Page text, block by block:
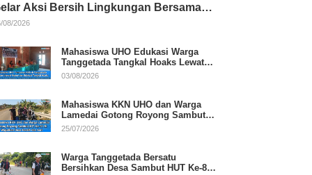
Aksi Bersih Lingkungan Bersama
Polri
08/2026
Mahasiswa UHO Edukasi Warga
Tanggetada Tangkal Hoaks Lewat
Program Literasi
03/08/2026
Mahasiswa KKN UHO dan Warga
Lamedai Gotong Royong Sambut
HUT Ke-81 RI
25/07/2026
Warga Tanggetada Bersatu
Bersihkan Desa Sambut HUT Ke-81